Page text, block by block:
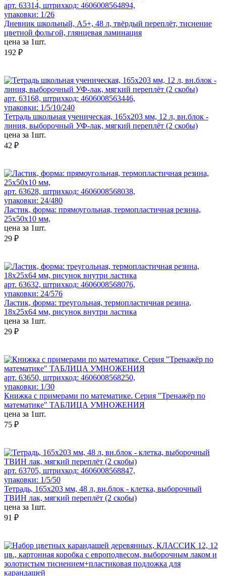
арт. 63314, штрихкод: 4606008564894,
упаковки: 1/26
Дневник школьный, А5+, 48 л, твёрдый переплёт, тиснение
цветной фольгой, глянцевая ламинация
цена за 1шт.
192 ₽
арт. 63168, штрихкод: 4606008563446,
упаковки: 1/5/10/240
Тетрадь школьная ученическая, 165х203 мм, 12 л, вн.блок -
линия, выборочный УФ-лак, мягкий переплёт (2 скобы)
цена за 1шт.
42 ₽
арт. 63628, штрихкод: 4606008568038,
упаковки: 24/480
Ластик, форма: прямоугольная, термопластичная резина,
25x50x10 мм,
цена за 1шт.
29 ₽
арт. 63632, штрихкод: 4606008568076,
упаковки: 24/576
Ластик, форма: треугольная, термопластичная резина,
18х25х64 мм, рисунок внутри ластика
цена за 1шт.
29 ₽
арт. 63650, штрихкод: 4606008568250,
упаковки: 1/30
Книжка с примерами по математике. Серия "Тренажёр по
математике" ТАБЛИЦА УМНОЖЕНИЯ
цена за 1шт.
75 ₽
арт. 63705, штрихкод: 4606008568847,
упаковки: 1/5/50
Тетрадь, 165х203 мм, 48 л, вн.блок - клетка, выборочный
ТВИН лак, мягкий переплёт (2 скобы)
цена за 1шт.
91 ₽